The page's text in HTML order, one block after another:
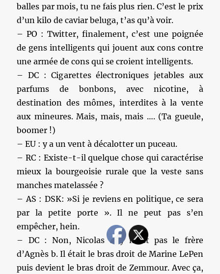
balles par mois, tu ne fais plus rien. C’est le prix
d’un kilo de caviar beluga, t’as qu’à voir.
– PO : Twitter, finalement, c’est une poignée
de gens intelligents qui jouent aux cons contre
une armée de cons qui se croient intelligents.
– DC : Cigarettes électroniques jetables aux
parfums de bonbons, avec nicotine, à
destination des mômes, interdites à la vente
aux mineures. Mais, mais, mais …. (Ta gueule,
boomer !)
– EU : y a un vent à décalotter un puceau.
– RC : Existe-t-il quelque chose qui caractérise
mieux la bourgeoisie rurale que la veste sans
manches matelassée ?
– AS : DSK: »Si je reviens en politique, ce sera
par la petite porte ». Il ne peut pas s’en
empêcher, hein.
– DC : Non, Nicolas Bay n’est pas le frère
d’Agnès b. Il était le bras droit de Marine LePen
puis devient le bras droit de Zemmour. Avec ça,